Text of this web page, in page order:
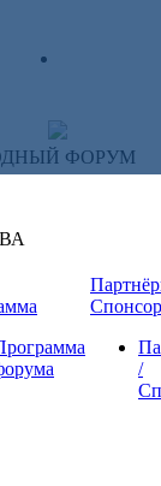
ФОРУМ
/